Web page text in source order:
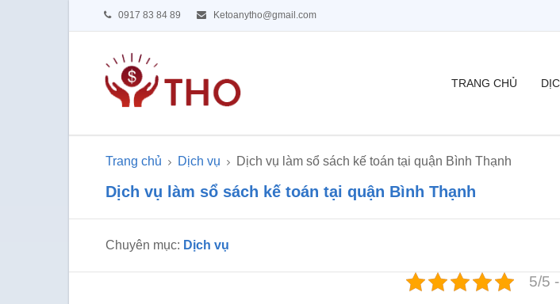
0917 83 84 89 Ketoanytho@gmail.com
TRANG CHỦ
Trang chủ Dịch vụ Dịch vụ làm sổ sách kế toán tại quận Bình Thạnh
Dịch vụ làm sổ sách kế toán tại quận Bình Thạnh
Chuyên mục: Dịch vụ
5/5